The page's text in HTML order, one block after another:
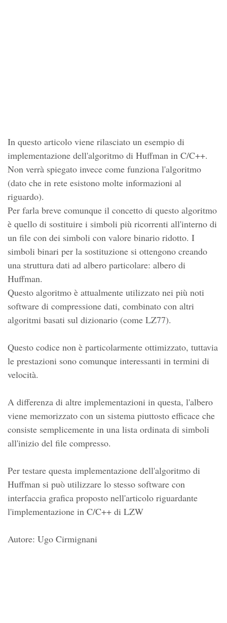
In questo articolo viene rilasciato un esempio di
implementazione dell'algoritmo di Huffman in C/C++.
Non verrà spiegato invece come funziona l'algoritmo
(dato che in rete esistono molte informazioni al
riguardo).
Per farla breve comunque il concetto di questo algoritmo
è quello di sostituire i simboli più ricorrenti all'interno di
un file con dei simboli con valore binario ridotto. I
simboli binari per la sostituzione si ottengono creando
una struttura dati ad albero particolare: albero di
Huffman.
Questo algoritmo è attualmente utilizzato nei più noti
software di compressione dati, combinato con altri
algoritmi basati sul dizionario (come LZ77).
Questo codice non è particolarmente ottimizzato, tuttavia
le prestazioni sono comunque interessanti in termini di
velocità.
A differenza di altre implementazioni in questa, l'albero
viene memorizzato con un sistema piuttosto efficace che
consiste semplicemente in una lista ordinata di simboli
all'inizio del file compresso.
Per testare questa implementazione dell'algoritmo di
Huffman si può utilizzare lo stesso software con
interfaccia grafica proposto nell'articolo riguardante
l'implementazione in C/C++ di LZW
Autore: Ugo Cirmignani